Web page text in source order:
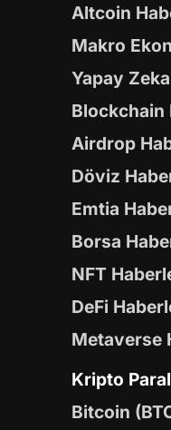
Altcoin
Makro
Yapay
Blockchain
Airdrop
Döviz
Emtia
Borsa
NFT
DeFi
Metaverse
Kripto
Bitcoin